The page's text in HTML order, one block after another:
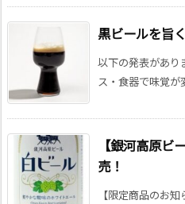
黒ビールを旨
以下の発表があり
ス・食器で味覚が
【銀河高原ビ
売！
【限定商品のお